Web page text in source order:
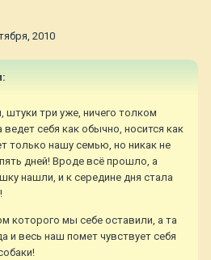
2010
штуки три уже, ничего толком
ведет себя как обычно, носится как
только нашу семью, но никак не
дней! Вроде всё прошло, а
нашли, и к середине дня стала
которого мы себе оставили, а та
и весь наш помет чувствует себя